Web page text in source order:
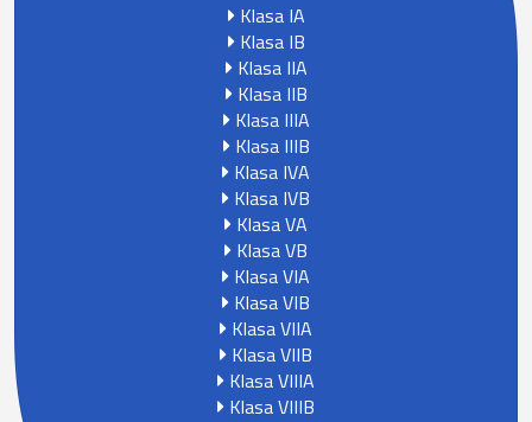
Klasa IA
Klasa IB
Klasa IIA
Klasa IIB
Klasa IIIA
Klasa IIIB
Klasa IVA
Klasa IVB
Klasa VA
Klasa VB
Klasa VIA
Klasa VIB
Klasa VIIA
Klasa VIIB
Klasa VIIIA
Klasa VIIIB